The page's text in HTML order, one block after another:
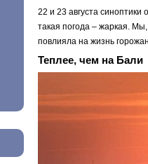
22 и 23 августа
такая погода – жаркая. Мы,
повлияла на жизнь горожан.
Теплее, чем на Бали